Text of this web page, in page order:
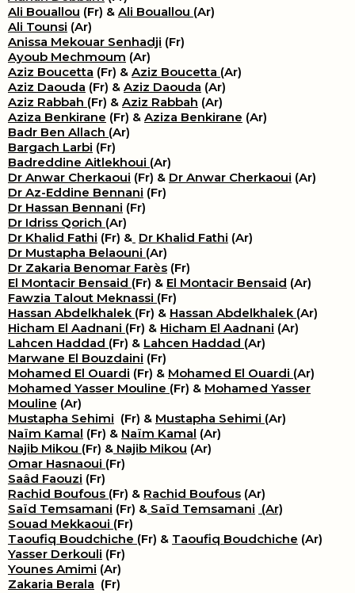
Ali Bouallou (Fr) & Ali Bouallou (Ar)
Ali Tounsi (Ar)
Anissa Mekouar Senhadji (Fr)
Ayoub Mechmoum (Ar)
Aziz Boucetta (Fr) & Aziz Boucetta (Ar)
Aziz Daouda (Fr) & Aziz Daouda (Ar)
Aziz Rabbah (Fr) & Aziz Rabbah (Ar)
Aziza Benkirane (Fr) & Aziza Benkirane (Ar)
Badr Ben Allach (Ar)
Bargach Larbi (Fr)
Badreddine Aitlekhoui (Ar)
Dr Anwar Cherkaoui (Fr) & Dr Anwar Cherkaoui (Ar)
Dr Az-Eddine Bennani (Fr)
Dr Hassan Bennani (Fr)
Dr Idriss Qorich (Ar)
Dr Khalid Fathi (Fr) & Dr Khalid Fathi (Ar)
Dr Mustapha Belaouni (Ar)
Dr Zakaria Benomar Farès (Fr)
El Montacir Bensaid (Fr) & El Montacir Bensaid (Ar)
Fawzia Talout Meknassi (Fr)
Hassan Abdelkhalek (Fr) & Hassan Abdelkhalek (Ar)
Hicham El Aadnani (Fr) & Hicham El Aadnani (Ar)
Lahcen Haddad (Fr) & Lahcen Haddad (Ar)
Marwane El Bouzdaini (Fr)
Mohamed El Ouardi (Fr) & Mohamed El Ouardi (Ar)
Mohamed Yasser Mouline (Fr) & Mohamed Yasser
Mouline (Ar)
Mustapha Sehimi (Fr) & Mustapha Sehimi (Ar)
Naïm Kamal (Fr) & Naïm Kamal (Ar)
Najib Mikou (Fr) & Najib Mikou (Ar)
Omar Hasnaoui (Fr)
Saâd Faouzi (Fr)
Rachid Boufous (Fr) & Rachid Boufous (Ar)
Saïd Temsamani (Fr) & Saïd Temsamani (Ar)
Souad Mekkaoui (Fr)
Taoufiq Boudchiche (Fr) & Taoufiq Boudchiche (Ar)
Yasser Derkouli (Fr)
Younes Amimi (Ar)
Zakaria Berala (Fr)